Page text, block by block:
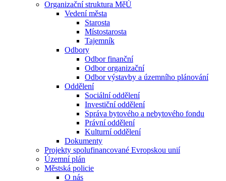
Organizační struktura MěÚ
Vedení města
Starosta
Místostarosta
Tajemník
Odbory
Odbor finanční
Odbor organizační
Odbor výstavby a územního plánování
Oddělení
Sociální oddělení
Investiční oddělení
Správa bytového a nebytového fondu
Právní oddělení
Kulturní oddělení
Dokumenty
Projekty spolufinancované Evropskou unií
Územní plán
Městská policie
O nás